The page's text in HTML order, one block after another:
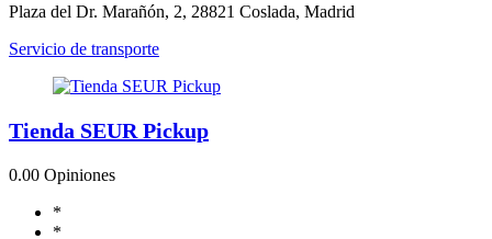
Plaza del Dr. Marañón, 2, 28821 Coslada, Madrid
Servicio de transporte
Tienda SEUR Pickup
0.00 Opiniones
*
*